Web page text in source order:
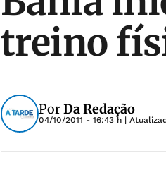
treino
PorDa Redação
04/10/2011 - 16:43 h |